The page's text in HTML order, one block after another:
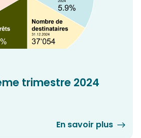
trimestre 2024
En savoir plus